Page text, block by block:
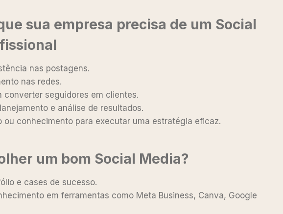
sua empresa precisa de um Social
nas postagens.
nas redes.
converter seguidores em clientes.
e análise de resultados.
ou conhecimento para executar uma estratégia eficaz.
um bom Social Media?
e cases de sucesso.
em ferramentas como Meta Business, Canva, Google